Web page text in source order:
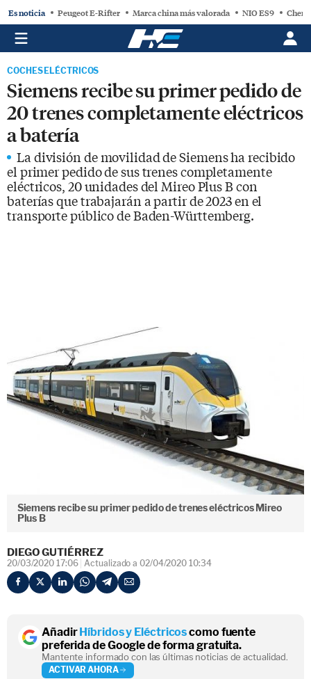
Es noticia Peugeot E-Rifter Marca china más valorada NIO ES9 Chery
COCHES ELÉCTRICOS
Siemens recibe su primer pedido de
20 trenes completamente eléctricos
a batería
La división de movilidad de Siemens ha recibido
el primer pedido de sus trenes completamente
eléctricos, 20 unidades del Mireo Plus B con
baterías que trabajarán a partir de 2023 en el
transporte público de Baden-Württemberg.
Siemens recibe su primer pedido de trenes eléctricos Mireo
Plus B
DIEGO GUTIÉRREZ
20/03/2020 17:06 Actualizado a 02/04/2020 10:34
AñadirHíbridos y Eléctricoscomo fuente
preferida de Google de forma gratuita.
Mantente informado con las últimas noticias de actualidad.
ACTIVAR AHORA